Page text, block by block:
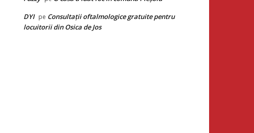
DYI pe Consultații oftalmologice gratuite pentru
locuitorii din Osica de Jos